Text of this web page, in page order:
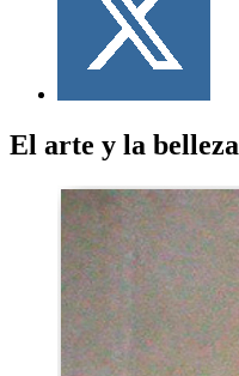
El arte y la belleza